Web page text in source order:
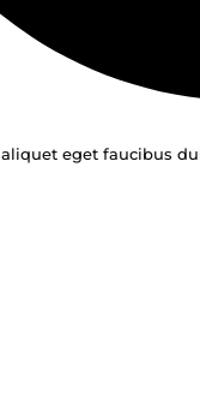
eget faucibus